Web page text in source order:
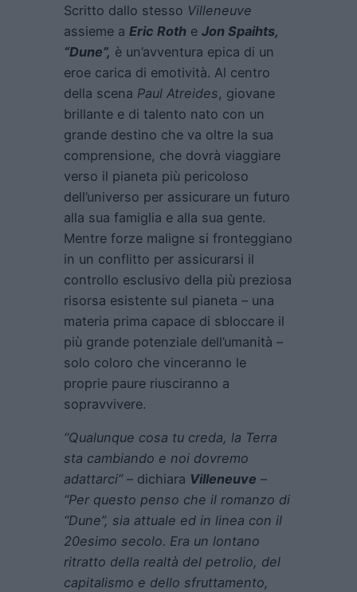
Scritto dallo stesso Villeneuve
assieme a Eric Roth e Jon Spaihts,
“Dune”, è un’avventura epica di un
eroe carica di emotività. Al centro
della scena Paul Atreides, giovane
brillante e di talento nato con un
grande destino che va oltre la sua
comprensione, che dovrà viaggiare
verso il pianeta più pericoloso
dell’universo per assicurare un futuro
alla sua famiglia e alla sua gente.
Mentre forze maligne si fronteggiano
in un conflitto per assicurarsi il
controllo esclusivo della più preziosa
risorsa esistente sul pianeta – una
materia prima capace di sbloccare il
più grande potenziale dell’umanità –
solo coloro che vinceranno le
proprie paure riusciranno a
sopravvivere.
“Qualunque cosa tu creda, la Terra
sta cambiando e noi dovremo
adattarci”– dichiara Villeneuve –
“Per questo penso che il romanzo di
“Dune”, sia attuale ed in linea con il
20esimo secolo. Era un lontano
ritratto della realtà del petrolio, del
capitalismo e dello sfruttamento,